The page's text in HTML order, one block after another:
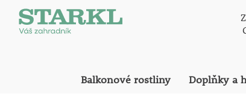
Balkonové rostliny Doplňky a